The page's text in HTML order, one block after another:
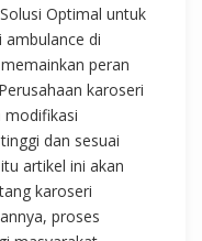
Optimal untuk
ambulance di
peran
karoseri
modifikasi
dan sesuai
artikel ini akan
karoseri
proses